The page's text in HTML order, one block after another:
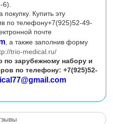
Купить эту
по телефону+7(925)52-49-
почте
, а также заполнив форму
trio-medical.ru/
зарубежному набору и
по телефону: +7(925)52-